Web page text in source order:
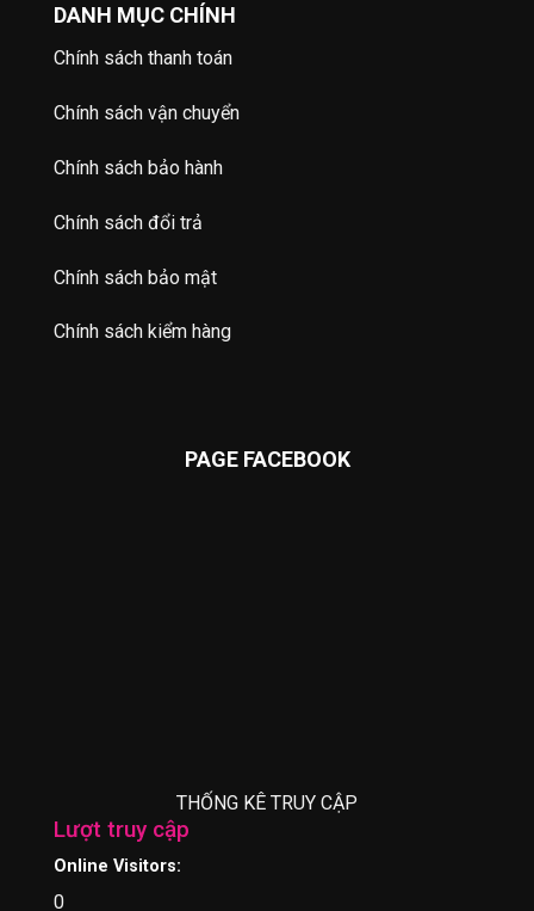
DANH MỤC CHÍNH
Chính sách thanh toán
Chính sách vận chuyển
Chính sách bảo hành
Chính sách đổi trả
Chính sách bảo mật
Chính sách kiểm hàng
PAGE FACEBOOK
THỐNG KÊ TRUY CẬP
Lượt truy cập
Online Visitors:
0